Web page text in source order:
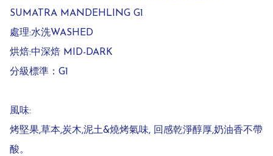
SUMATRA MANDEHLING G1
處理:水洗WASHED
烘焙:中深焙 MID-DARK
分級標準：G1
風味:
烤堅果,草本,炭木,泥土&燒烤氣味, 回感乾淨醇厚,奶油香不帶
酸。